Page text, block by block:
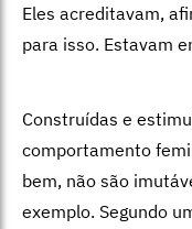
Eles acreditavam,
para isso. Estavam
Construídas e
comportamento
bem, não são
exemplo. Segundo